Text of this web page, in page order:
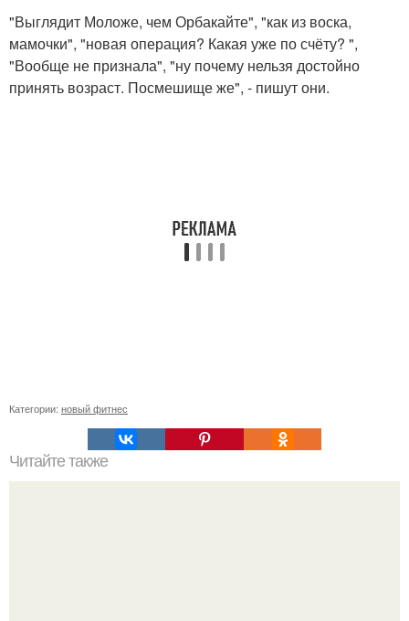
"Выглядит Моложе, чем Орбакайте", "как из воска,
мамочки", "новая операция? Какая уже по счёту? ",
"Вообще не признала", "ну почему нельзя достойно
принять возраст. Посмешище же", - пишут они.
Категории: новый фитнес
Читайте также